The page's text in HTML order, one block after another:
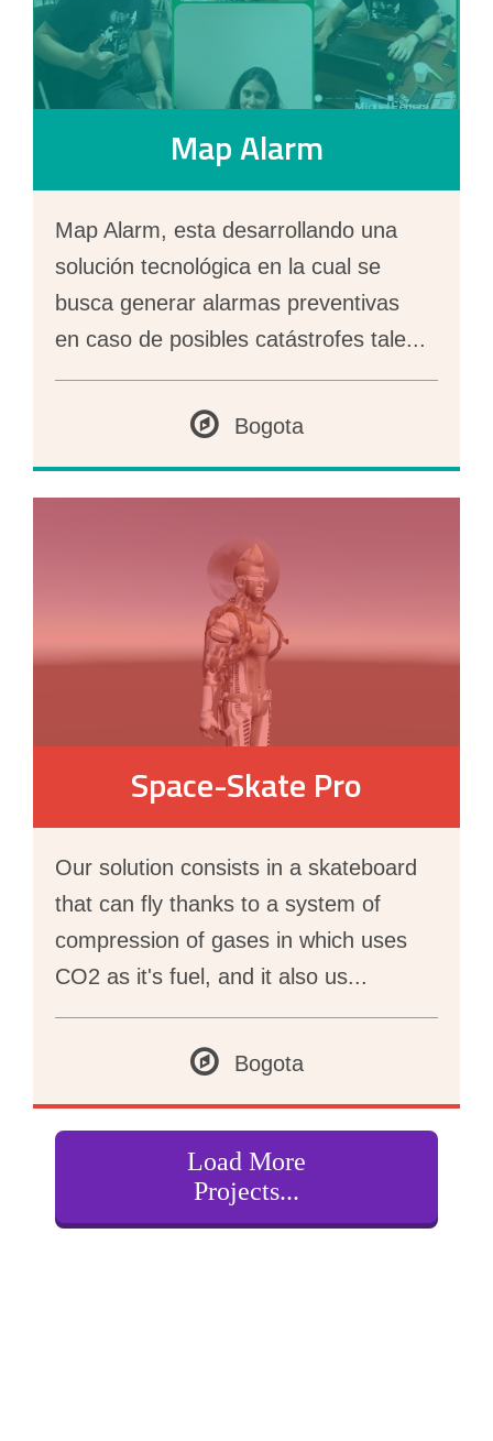
Map Alarm
Map Alarm, esta desarrollando una
solución tecnológica en la cual se
busca generar alarmas preventivas
en caso de posibles catástrofes tale...
Bogota
Space-Skate Pro
Our solution consists in a skateboard
that can fly thanks to a system of
compression of gases in which uses
CO2 as it's fuel, and it also us...
Bogota
Load More
Projects...